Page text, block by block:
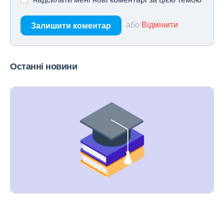
Залишити коментар або Відмінити
Останні новини